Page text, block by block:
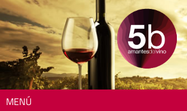
MENÚ